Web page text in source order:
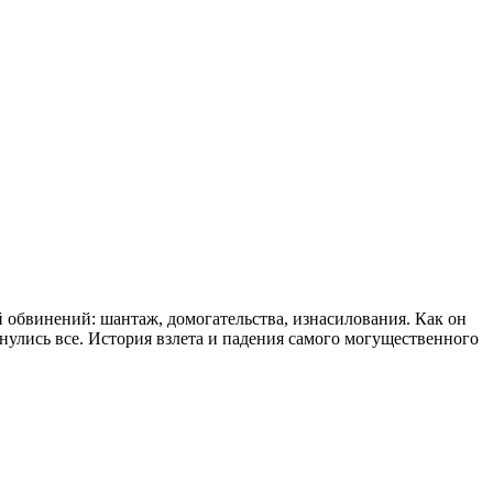
шантаж, домогательства, изнасилования. Как он
все. История взлета и падения самого могущественного